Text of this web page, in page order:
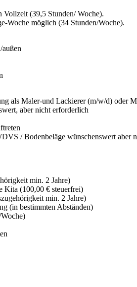
(39,5 Stunden/ Woche).
Woche möglich (34 Stunden/Woche).
als Maler-und Lackierer (m/w/d) oder
aber nicht erforderlich
/ Bodenbeläge wünschenswert aber
min. 2 Jahre)
Kita (100,00 € steuerfrei)
min. 2 Jahre)
(in bestimmten Abständen)